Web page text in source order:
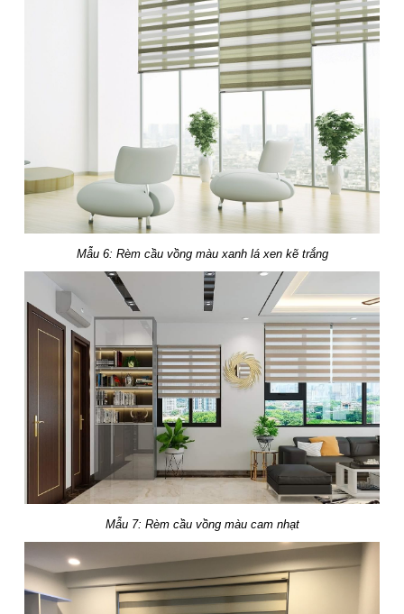
Mẫu 6: Rèm cầu vồng màu xanh lá xen kẽ trắng
Mẫu 7: Rèm cầu vồng màu cam nhạt